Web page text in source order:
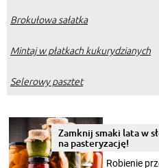
Brokułowa sałatka
Mintaj w płatkach kukurydzianych
Selerowy pasztet
Zamknij smaki lata w
na pasteryzację!
Robienie